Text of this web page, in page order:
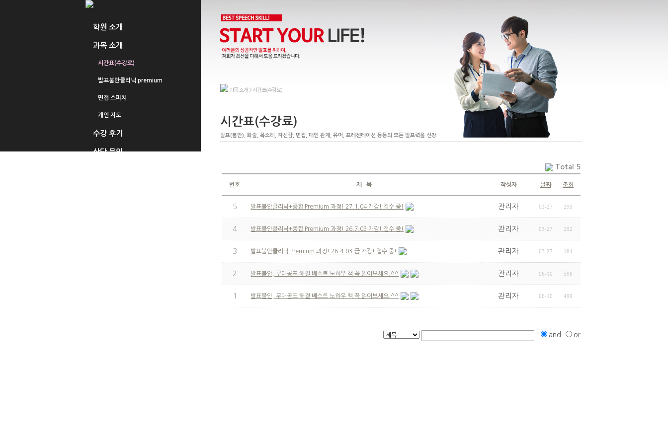
학원 소개
과목 소개
시간표(수강료)
발표불안클리닉 premium
면접 스피치
개인 지도
수강 후기
상담 문의
과목 소개 > 시간표(수강료)
시간표(수강료)
발표(불안), 화술, 목소리, 자신감, 면접, 대인 관계, 유머, 프레젠테이션 등등의 모든 발표력을 신장
Total 5
번호 제 목 작성자 날짜 조회
5 발표불안클리닉+종합 Premium 과정! 27.1.04 개강! 접수 중! 관리자 03-27 295
4 발표불안클리닉+종합 Premium 과정! 26.7.03 개강! 접수 중! 관리자 03-27 292
3 발표불안클리닉 Premium 과정! 26.4.03.금 개강! 접수 중! 관리자 03-27 184
2 발표불안, 무대공포 해결 베스트 노하우 책 꼭 읽어보세요.^^ 관리자 06-10 506
1 발표불안, 무대공포 해결 베스트 노하우 책 꼭 읽어보세요.^^ 관리자 06-10 499
and or